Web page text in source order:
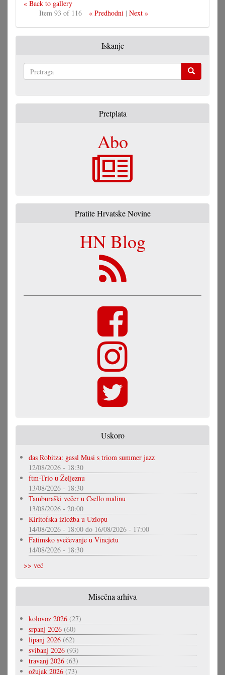
« Back to gallery
Item 93 of 116
« Predhodni| Next »
Iskanje
Pretplata
Abo
Pratite Hrvatske Novine
HN Blog
Uskoro
das Robitza: gassl Musi s triom summer jazz
12/08/2026 - 18:30
ftm-Trio u Željeznu
13/08/2026 - 18:30
Tamburaški večer u Csello malinu
13/08/2026 - 20:00
Kiritofska izložba u Uzlopu
14/08/2026 - 18:00 do 16/08/2026 - 17:00
Fatimsko svečevanje u Vincjetu
14/08/2026 - 18:30
>> već
Misečna arhiva
kolovoz 2026 (27)
srpanj 2026 (60)
lipanj 2026 (62)
svibanj 2026 (93)
travanj 2026 (63)
ožujak 2026 (73)